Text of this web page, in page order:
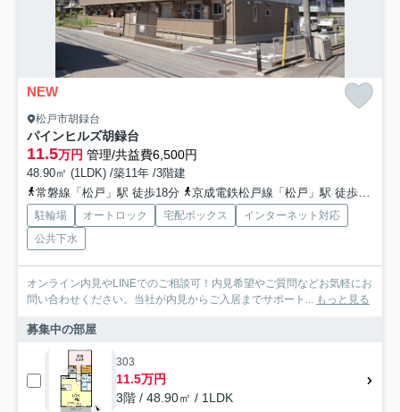
NEW
松戸市胡録台
パインヒルズ胡録台
11.5万円 管理/共益費6,500円
48.90㎡ (1LDK) /築11年 /3階建
常磐線「松戸」駅 徒歩18分
京成電鉄松戸線「松戸」駅 徒歩18分
駐輪場 オートロック 宅配ボックス
インターネット対応
公共下水
オンライン内見やLINEでのご相談可！内見希望やご質問などお気軽にお
問い合わせください。当社が内見からご入居までサポート... もっと見る
募集中の部屋
303
11.5万円
3階 / 48.90㎡ / 1LDK